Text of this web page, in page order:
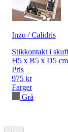
Inzo / Calidris
Stikkontakt i
H5 x B5 x D5 cm
Pris
975 kr
Farger
Grå